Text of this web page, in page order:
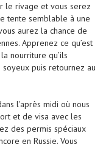
le rivage et vous serez
tente semblable à une
aurez la chance de
Apprenez ce qu’est
nourriture qu’ils
puis retournez au
l'après midi où nous
et de visa avec les
des permis spéciaux
en Russie. Vous